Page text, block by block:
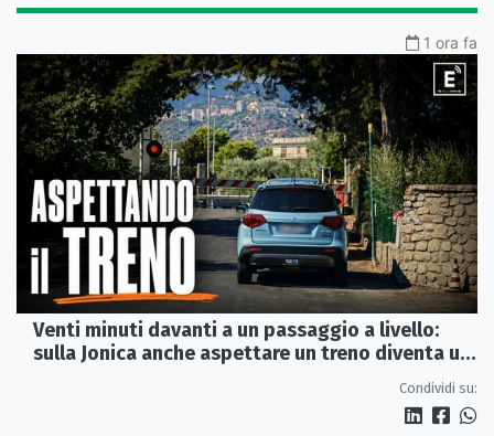
1 ora fa
Venti minuti davanti a un passaggio a livello:
sulla Jonica anche aspettare un treno diventa un
Condividi su: